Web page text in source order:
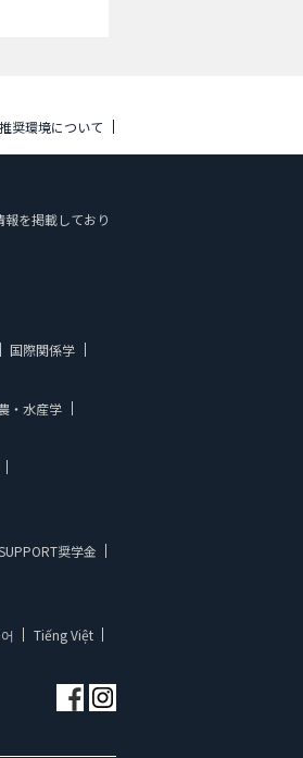
推奨環境について
を掲載しており
国際関係学
・水産学
奨学金
Tiếng Việt